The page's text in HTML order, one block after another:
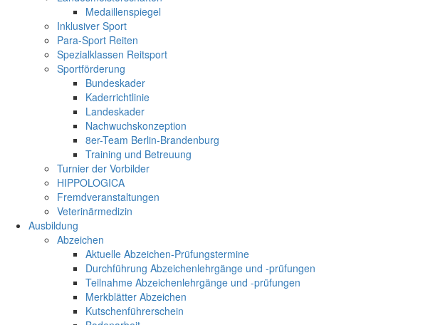
Medaillenspiegel
Inklusiver Sport
Para-Sport Reiten
Spezialklassen Reitsport
Sportförderung
Bundeskader
Kaderrichtlinie
Landeskader
Nachwuchskonzeption
8er-Team Berlin-Brandenburg
Training und Betreuung
Turnier der Vorbilder
HIPPOLOGICA
Fremdveranstaltungen
Veterinärmedizin
Ausbildung
Abzeichen
Aktuelle Abzeichen-Prüfungstermine
Durchführung Abzeichenlehrgänge und -prüfungen
Teilnahme Abzeichenlehrgänge und -prüfungen
Merkblätter Abzeichen
Kutschenführerschein